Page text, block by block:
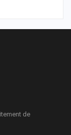
de